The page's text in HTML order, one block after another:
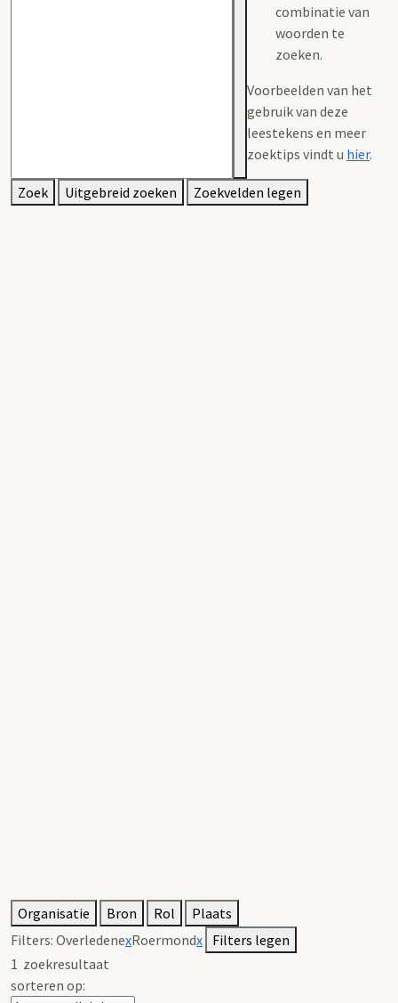
combinatie van
woorden te
zoeken.
Voorbeelden van het
gebruik van deze
leestekens en meer
zoektips vindt u hier.
Zoek Uitgebreid zoeken Zoekvelden legen
Organisatie Bron Rol
Plaats
Filters: OverledenexRoermondx Filters legen
1 zoekresultaat
sorteren op: